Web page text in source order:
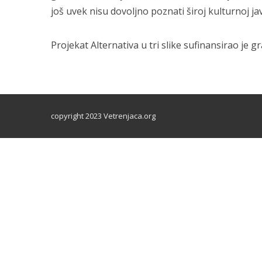
još uvek nisu dovoljno poznati široj kulturnoj
Projekat Alternativa u tri slike sufinansirao je
copyright 2023 Vetrenjaca.org